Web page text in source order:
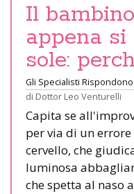
Il
appena
sole:
Gli Specialisti Rispondono
di Dottor Leo Venturelli
Capita se
per via di un
cervello, che
luminosa
che spetta al naso